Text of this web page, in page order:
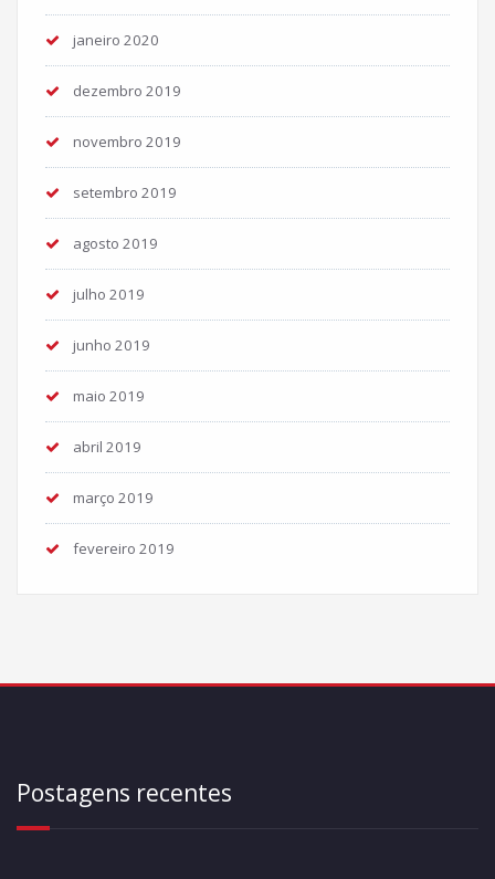
janeiro 2020
dezembro 2019
novembro 2019
setembro 2019
agosto 2019
julho 2019
junho 2019
maio 2019
abril 2019
março 2019
fevereiro 2019
Postagens recentes